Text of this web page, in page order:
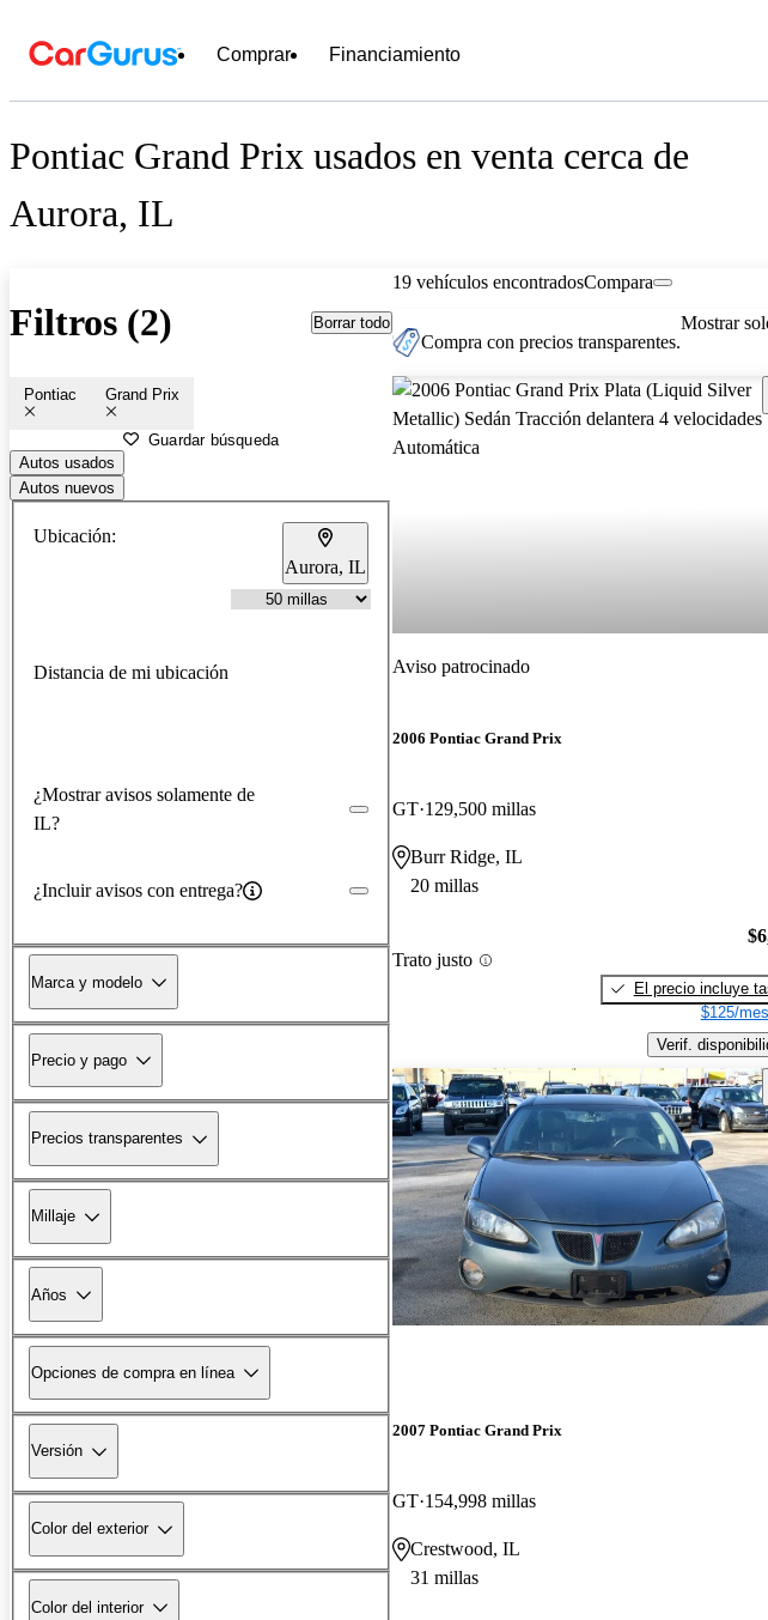
Comprar Financiamiento
Pontiac Grand Prix usados en venta cerca de
Aurora, IL
Filtros (2) Borrar todo
Pontiac Grand Prix
Guardar búsqueda
Autos usados
Autos nuevos
Ubicación:
Aurora, IL
Distancia de mi ubicación
¿Mostrar avisos solamente de
IL?
¿Incluir avisos con entrega?
Marca y modelo
Precio y pago
Precios transparentes
Millaje
Años
Opciones de compra en línea
Versión
Color del exterior
Color del interior
19 vehículos encontradosCompara
Compra con precios transparentes.
Mostrar
Aviso patrocinado
2006 Pontiac Grand Prix
GT 129,500 millas
Burr Ridge, IL
20 millas
Trato justo
El precio incluye
$125/
Verif.
2007 Pontiac Grand Prix
GT 154,998 millas
Crestwood, IL
31 millas